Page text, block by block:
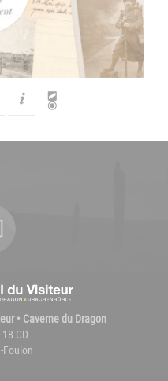
• Caverne du Dragon
CD
Foulon